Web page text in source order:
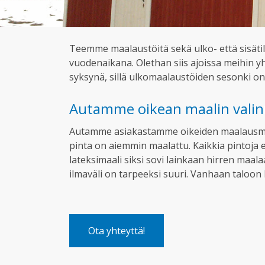
Teemme maalaustöitä sekä ulko- että
vuodenaikana. Olethan siis ajoissa meihin
syksynä, sillä ulkomaalaustöiden sesonki
Autamme oikean maalin
Autamme asiakastamme oikeiden
pinta on aiemmin maalattu. Kaikkia pintoja
lateksimaali siksi sovi lainkaan hirren
ilmaväli on tarpeeksi suuri. Vanhaan
Ota yhteyttä!